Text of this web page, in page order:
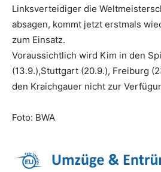
Linksverteidiger die
absagen, kommt jetzt erstmals
zum Einsatz.
Voraussichtlich wird Kim in den
(13.9.),Stuttgart (20.9.), Freiburg
den Kraichgauer nicht zur
Foto: BWA